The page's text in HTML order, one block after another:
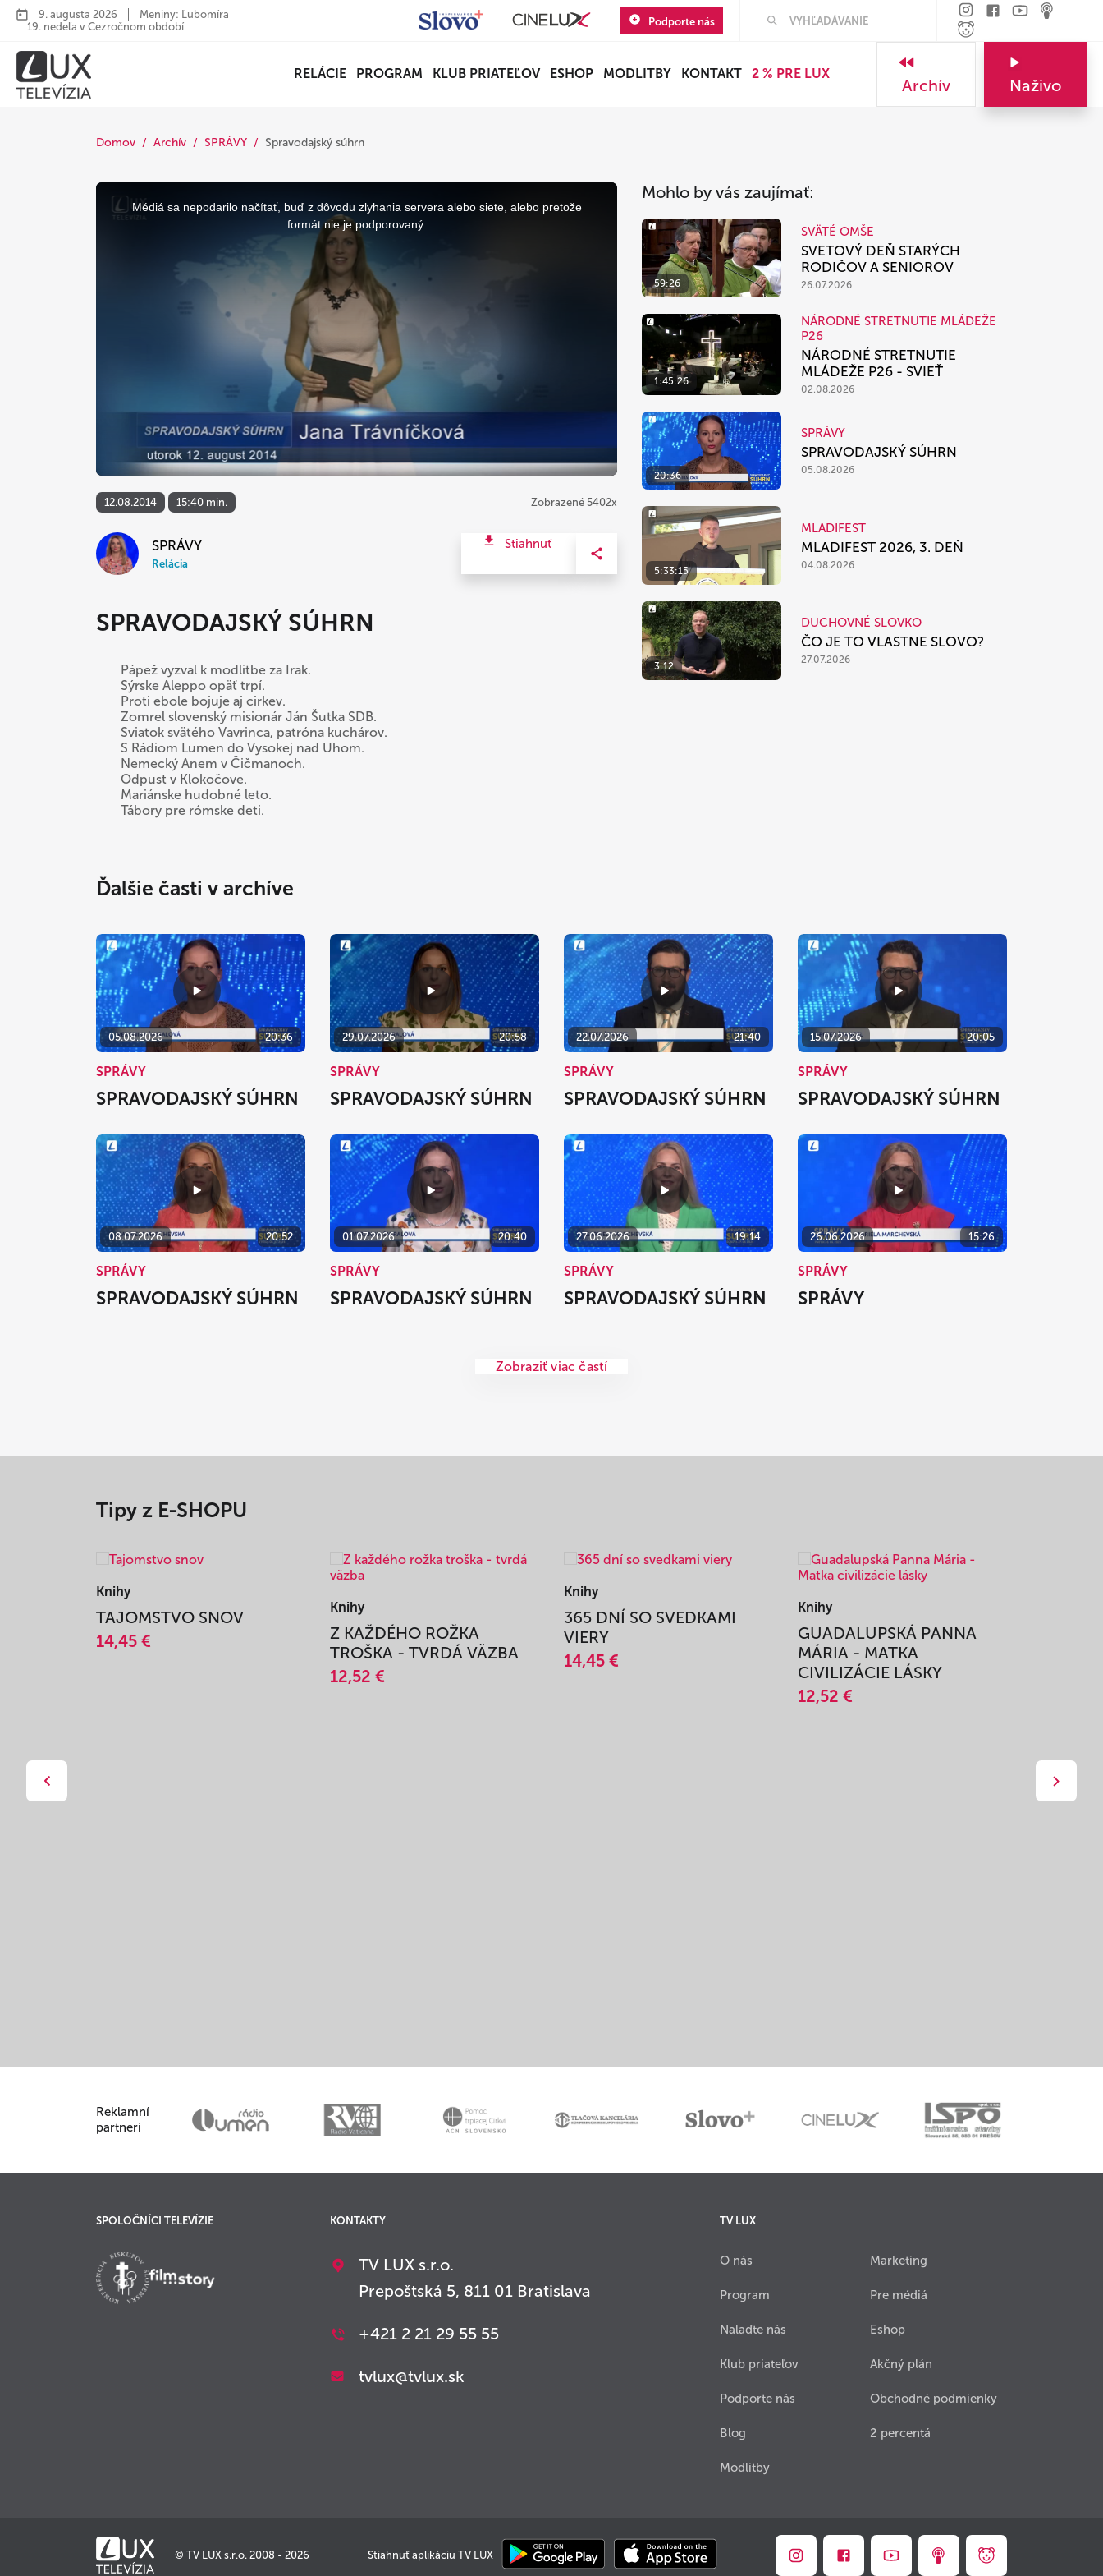
9. augusta 2026
Meniny: Ľubomíra
19. nedeľa v Cezročnom období
Podporte nás
RELÁCIE PROGRAM KLUB PRIATEĽOV ESHOP MODLITBY KONTAKT 2 % PRE LUX
Archív Naživo
Domov Archív SPRÁVY Spravodajský súhrn
This
modal
Médiá sa nepodarilo načítať, buď z dôvodu zlyhania servera alebo siete, alebo pretože
formát nie je podporovaný.
12.08.2014 15:40 min. Zobrazené 5402x
SPRÁVY
Relácia
Stiahnuť
SPRAVODAJSKÝ SÚHRN
Pápež vyzval k modlitbe za Irak.
Sýrske Aleppo opäť trpí.
Proti ebole bojuje aj cirkev.
Zomrel slovenský misionár Ján Šutka SDB.
Sviatok svätého Vavrinca, patróna kuchárov.
S Rádiom Lumen do Vysokej nad Uhom.
Nemecký Anem v Čičmanoch.
Odpust v Klokočove.
Mariánske hudobné leto.
Tábory pre rómske deti.
Mohlo by vás zaujímať:
59:26
SVÄTÉ OMŠE
SVETOVÝ DEŇ STARÝCH
RODIČOV A SENIOROV
26.07.2026
1:45:26
NÁRODNÉ STRETNUTIE MLÁDEŽE
P26
NÁRODNÉ STRETNUTIE
MLÁDEŽE P26 - SVIEŤ
02.08.2026
20:36
SPRÁVY
SPRAVODAJSKÝ SÚHRN
05.08.2026
5:33:15
MLADIFEST
MLADIFEST 2026, 3. DEŇ
04.08.2026
3:12
DUCHOVNÉ SLOVKO
ČO JE TO VLASTNE SLOVO?
27.07.2026
Ďalšie časti v archíve
05.08.2026 20:36
SPRÁVY
SPRAVODAJSKÝ SÚHRN
29.07.2026 20:58
SPRÁVY
SPRAVODAJSKÝ SÚHRN
22.07.2026 21:40
SPRÁVY
SPRAVODAJSKÝ SÚHRN
15.07.2026 20:05
SPRÁVY
SPRAVODAJSKÝ SÚHRN
08.07.2026 20:52
SPRÁVY
SPRAVODAJSKÝ SÚHRN
01.07.2026 20:40
SPRÁVY
SPRAVODAJSKÝ SÚHRN
27.06.2026 19:14
SPRÁVY
SPRAVODAJSKÝ SÚHRN
26.06.2026 15:26
SPRÁVY
SPRÁVY
Zobraziť viac častí
Tipy z E-SHOPU
Knihy
TAJOMSTVO SNOV
14,45 €
Knihy
Z KAŽDÉHO ROŽKA
TROŠKA - TVRDÁ VÄZBA
12,52 €
Knihy
365 DNÍ SO SVEDKAMI
VIERY
14,45 €
Knihy
GUADALUPSKÁ PANNA
MÁRIA - MATKA
CIVILIZÁCIE LÁSKY
12,52 €
Reklamní
partneri
SPOLOČNÍCI TELEVÍZIE KONTAKTY
TV LUX s.r.o.
Prepoštská 5, 811 01 Bratislava
+421 2 21 29 55 55
tvlux@tvlux.sk
TV LUX
O nás
Program
Nalaďte nás
Klub priateľov
Podporte nás
Blog
Modlitby
Marketing
Pre médiá
Eshop
Akčný plán
Obchodné podmienky
2 percentá
© TV LUX s.r.o. 2008 - 2026 Stiahnuť aplikáciu TV LUX